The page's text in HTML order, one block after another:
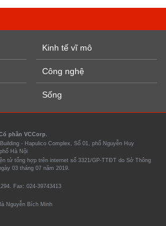
Kinh tế vĩ mô
Công nghệ
Sống
phần VCCorp.
- Hapulico Complex, Số 01, phố Nguyễn Huy
Hà Nội
tử tổng hợp trên internet số 3321/GP-TTĐT do Sở Thông
03 tháng 07 năm 2019.
Fax: 024-39743413
Nguyễn Bích Minh